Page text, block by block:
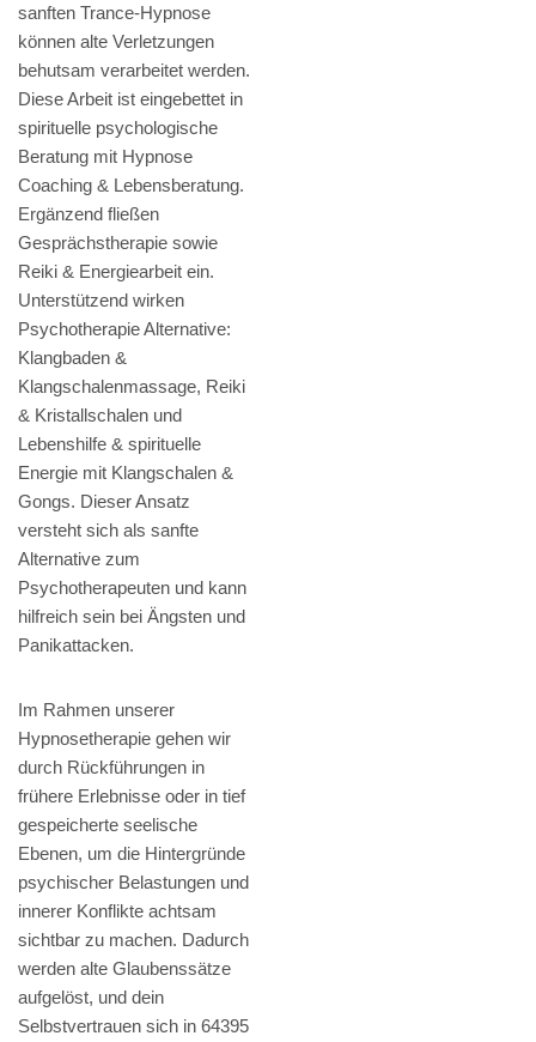
sanften Trance-Hypnose
können alte Verletzungen
behutsam verarbeitet werden.
Diese Arbeit ist eingebettet in
spirituelle psychologische
Beratung mit Hypnose
Coaching & Lebensberatung.
Ergänzend fließen
Gesprächstherapie sowie
Reiki & Energiearbeit ein.
Unterstützend wirken
Psychotherapie Alternative:
Klangbaden &
Klangschalenmassage, Reiki
& Kristallschalen und
Lebenshilfe & spirituelle
Energie mit Klangschalen &
Gongs. Dieser Ansatz
versteht sich als sanfte
Alternative zum
Psychotherapeuten und kann
hilfreich sein bei Ängsten und
Panikattacken.
Im Rahmen unserer
Hypnosetherapie gehen wir
durch Rückführungen in
frühere Erlebnisse oder in tief
gespeicherte seelische
Ebenen, um die Hintergründe
psychischer Belastungen und
innerer Konflikte achtsam
sichtbar zu machen. Dadurch
werden alte Glaubenssätze
aufgelöst, und dein
Selbstvertrauen sich in 64395